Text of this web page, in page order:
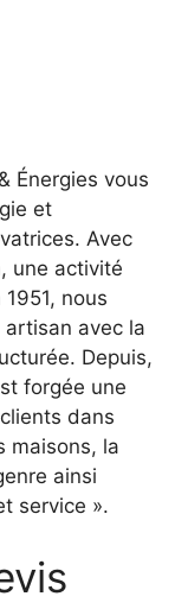
Énergies vous
et
Avec
une activité
nous
artisan avec la
Depuis,
forgée une
dans
maisons, la
ainsi
service ».